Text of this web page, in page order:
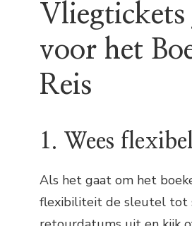
voor het
Reis
1. Wees
Als het gaat om het
flexibiliteit de sleutel tot